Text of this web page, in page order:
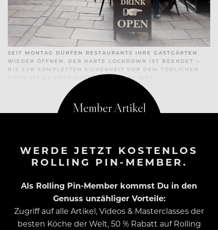
SEIT MONTAG DÜRFEN RESTAURANTS IHRE GASTGÄRTEN
WIEDER ÖFFNEN. DER HARTE LOCKDOWN IST BEENDET –
BIS ZUR KOMPLETTEN SICHERHEIT VOR DEM TÖDLICHEN
VIRUS IST ES ABER NOCH EIN LANGER WEG
WERDE JETZT KOSTENLOS
ROLLING PIN-MEMBER.
Als Rolling Pin-Member kommst Du in den
Genuss unzähliger Vorteile:
Zugriff auf alle Artikel, Videos & Masterclasses der
besten Köche der Welt, 50 % Rabatt auf Rolling